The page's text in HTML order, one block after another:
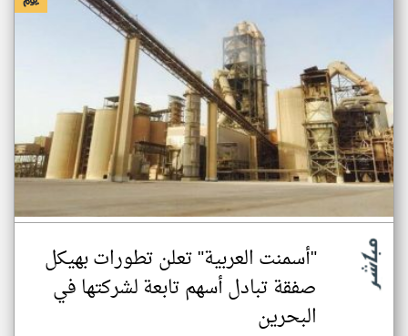
"أسمنت العربية" تعلن تطورات بهيكل
صفقة تبادل أسهم تابعة لشركتها في
البحرين